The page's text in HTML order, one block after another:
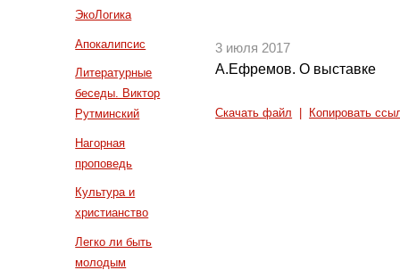
ЭкоЛогика
Апокалипсис
Литературные
беседы. Виктор
Рутминский
Нагорная
проповедь
Культура и
христианство
Легко ли быть
молодым
3 июля 2017
А.Ефремов. О выставке
Скачать файл Копировать